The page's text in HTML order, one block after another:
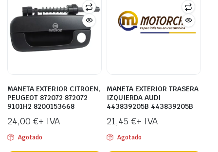
MANETA EXTERIOR CITROEN,
PEUGEOT 872072 872072
9101H2 8200153668
24,00 €+ IVA
Agotado
MANETA EXTERIOR TRASERA
IZQUIERDA AUDI
443839205B 443839205B
21,45 €+ IVA
Agotado